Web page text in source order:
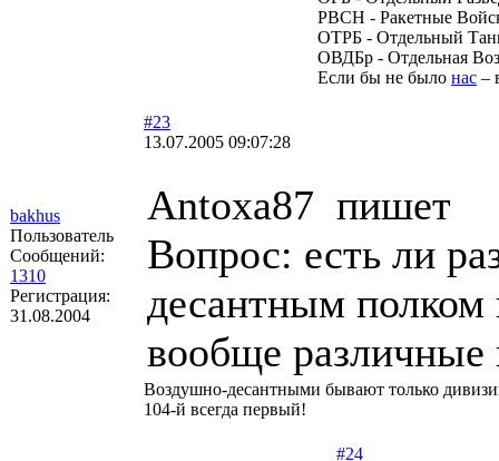
РВСН - Ракетные
ОТРБ - Отдельный
ОВДБр - Отдельная
Если бы не было нас –
bakhus
Пользователь
Сообщений:
1310
Регистрация:
31.08.2004
#23
13.07.2005 09:07:28
Antoxa87 пишет
Вопрос: есть ли
десантным
вообще различные
Воздушно-десантными бывают только
104-й всегда первый!
#24